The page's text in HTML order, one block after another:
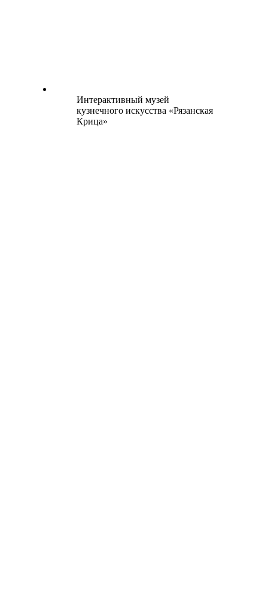
Интерактивный музей
кузнечного искусства «Рязанская
Крица»